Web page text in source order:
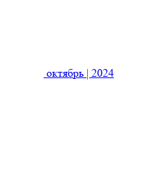
октябрь | 2024